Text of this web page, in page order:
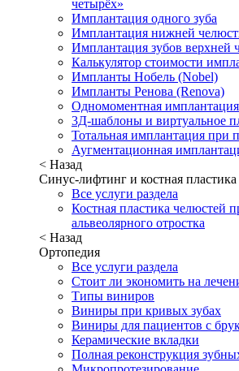
четырёх»
Имплантация одного зуба
Имплантация нижней
Имплантация зубов верхней
Калькулятор стоимости
Импланты Нобель (Nobel)
Импланты Ренова (Renova)
Одномоментная имплантация
3Д-шаблоны и виртуальное
Тотальная имплантация при
Аугментационная
< Назад
Синус-лифтинг и костная пластика
Все услуги раздела
Костная пластика челюстей
альвеолярного отростка
< Назад
Ортопедия
Все услуги раздела
Стоит ли экономить на
Типы виниров
Виниры при кривых зубах
Виниры для пациентов с
Керамические вкладки
Полная реконструкция